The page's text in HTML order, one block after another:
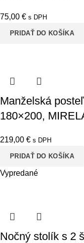
75,00 € s DPH
PRIDAŤ DO KOŠÍKA
Manželská
180×200,
219,00 € s DPH
PRIDAŤ DO KOŠÍKA
Vypredané
Nočný stolík s 2